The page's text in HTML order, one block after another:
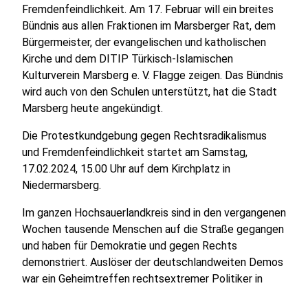
Fremdenfeindlichkeit. Am 17. Februar will ein breites
Bündnis aus allen Fraktionen im Marsberger Rat, dem
Bürgermeister, der evangelischen und katholischen
Kirche und dem DITIP Türkisch-Islamischen
Kulturverein Marsberg e. V. Flagge zeigen. Das Bündnis
wird auch von den Schulen unterstützt, hat die Stadt
Marsberg heute angekündigt.
Die Protestkundgebung gegen Rechtsradikalismus
und Fremdenfeindlichkeit startet am Samstag,
17.02.2024, 15.00 Uhr auf dem Kirchplatz in
Niedermarsberg.
Im ganzen Hochsauerlandkreis sind in den vergangenen
Wochen tausende Menschen auf die Straße gegangen
und haben für Demokratie und gegen Rechts
demonstriert. Auslöser der deutschlandweiten Demos
war ein Geheimtreffen rechtsextremer Politiker in